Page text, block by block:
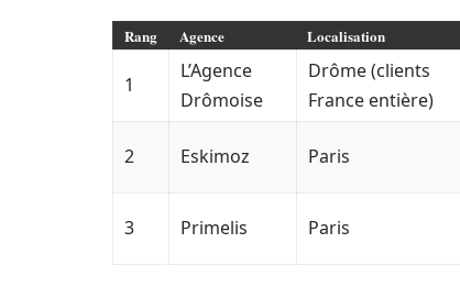
Rang Agence Localisation
1
L’Agence
Drômoise
Drôme (clients
France entière)
2 Eskimoz Paris
3 Primelis Paris